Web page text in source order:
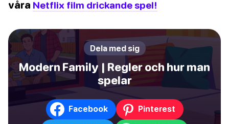
våra Netflix film drickande spel!
Dela med sig
Modern Family | Regler och hur man
spelar
Facebook Pinterest